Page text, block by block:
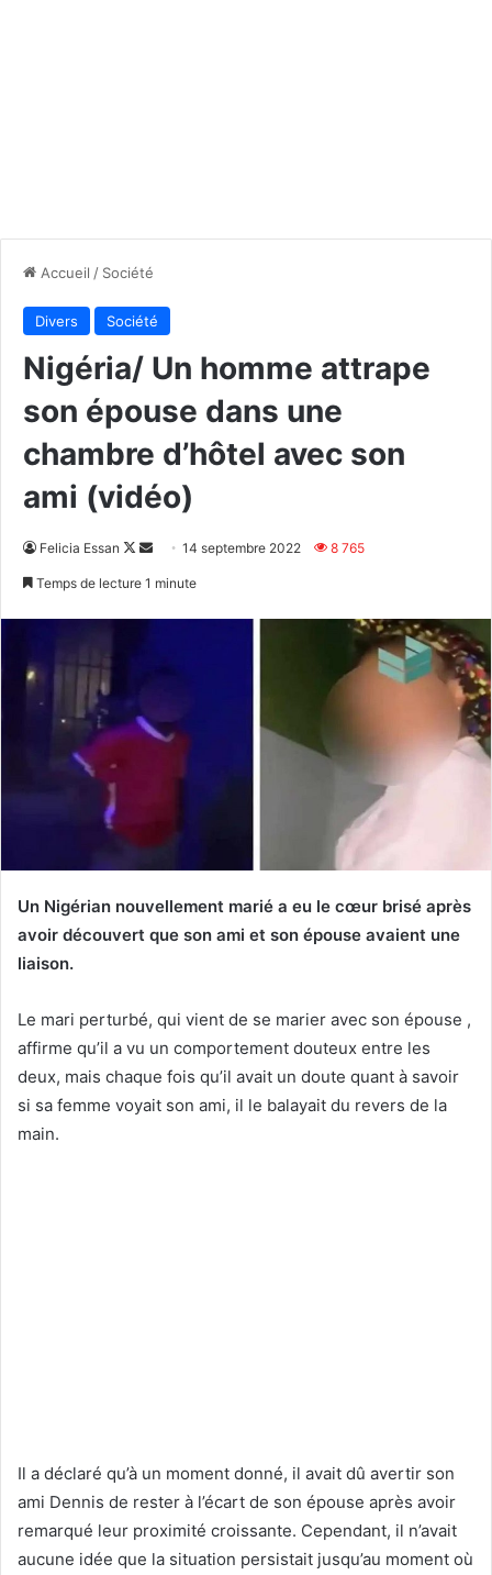
Accueil / Société
Divers Société
Nigéria/ Un homme attrape
son épouse dans une
chambre d’hôtel avec son
ami (vidéo)
Felicia Essan
Follow
Envoyer14 septembre 2022 8 765
Temps de lecture 1 minute
Un Nigérian nouvellement marié a eu le cœur brisé après
avoir découvert que son ami et son épouse avaient une
liaison.
Le mari perturbé, qui vient de se marier avec son épouse ,
affirme qu’il a vu un comportement douteux entre les
deux, mais chaque fois qu’il avait un doute quant à savoir
si sa femme voyait son ami, il le balayait du revers de la
main.
Il a déclaré qu’à un moment donné, il avait dû avertir son
ami Dennis de rester à l’écart de son épouse après avoir
remarqué leur proximité croissante. Cependant, il n’avait
aucune idée que la situation persistait jusqu’au moment où